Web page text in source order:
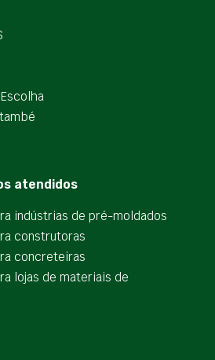
atendidos
indústrias de pré-moldados
construtoras
concreteiras
lojas de materiais de